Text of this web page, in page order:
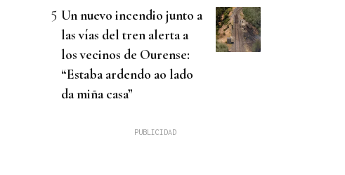
Un nuevo incendio junto a
las vías del tren alerta a
los vecinos de Ourense:
“Estaba ardendo ao lado
da miña casa”